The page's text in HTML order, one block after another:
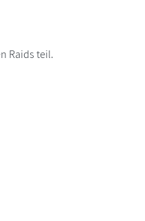
Raids teil.